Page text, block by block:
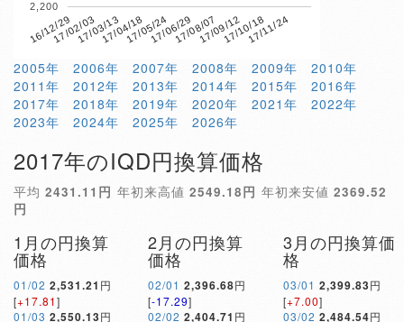
16/12/2917/02/0317/03/1317/04/1817/05/2417/06/2917/08/0717/09/1217/10/1817/11/24
2,200
2005年 2006年 2007年 2008年 2009年
2010年
2011年
2012年 2013年 2014年 2015年
2016年
2017年
2018年 2019年 2020年 2021年
2022年
2023年
2024年 2025年 2026年
2017年のIQD円換算価格
平均 2431.11円 年初来高値 2549.18円 年初来安値 2369.52
円
1月の円換算
価格
01/02 2,531.21 円
[+17.81]
01/03 2,550.13円
2月の円換算
価格
02/01 2,396.68円
[-17.29]
02/02 2,404.71 円
3月の円換算価
格
03/01 2,399.83円
[+7.00]
03/02 2,484.54円